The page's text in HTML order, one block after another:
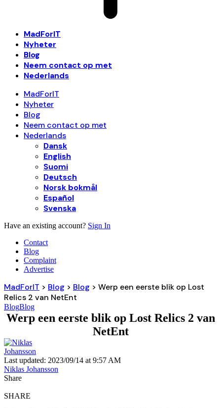
MadForIT
Nyheter
Blog
Neem contact op met
Nederlands
MadForIT
Nyheter
Blog
Neem contact op met
Nederlands
Dansk
English
Suomi
Deutsch
Norsk bokmål
Español
Svenska
Have an existing account? Sign In
Contact
Blog
Complaint
Advertise
MadForIT > Blog > Blog > Werp een eerste blik op Lost
Relics 2 van NetEnt
BlogBlog
Werp een eerste blik op Lost Relics 2 van
NetEnt
Last updated: 2023/09/14 at 9:57 AM
Niklas Johansson
Share
SHARE